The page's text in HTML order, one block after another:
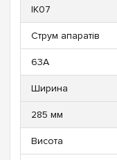
IK07
Струм апаратів
63А
Ширина
285 мм
Висота